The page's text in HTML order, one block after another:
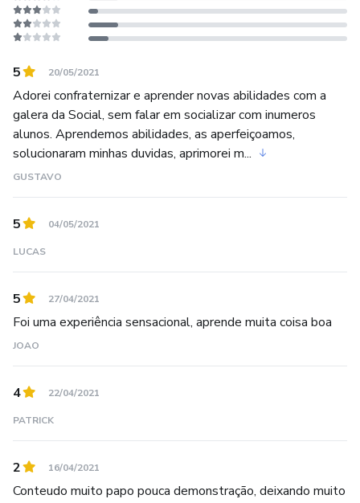
Já são mais de 100 mil inscritos no YouTube e mais de 10
5 20/05/2021
Adorei confraternizar e aprender novas abilidades com a
galera da Social, sem falar em socializar com inumeros
alunos. Aprendemos abilidades, as aperfeiçoamos,
solucionaram minhas duvidas, aprimorei m...
GUSTAVO
5 04/05/2021
LUCAS
5 27/04/2021
Foi uma experiência sensacional, aprende muita coisa boa
JOAO
4 22/04/2021
PATRICK
2 16/04/2021
Conteudo muito papo pouca demonstração, deixando muito